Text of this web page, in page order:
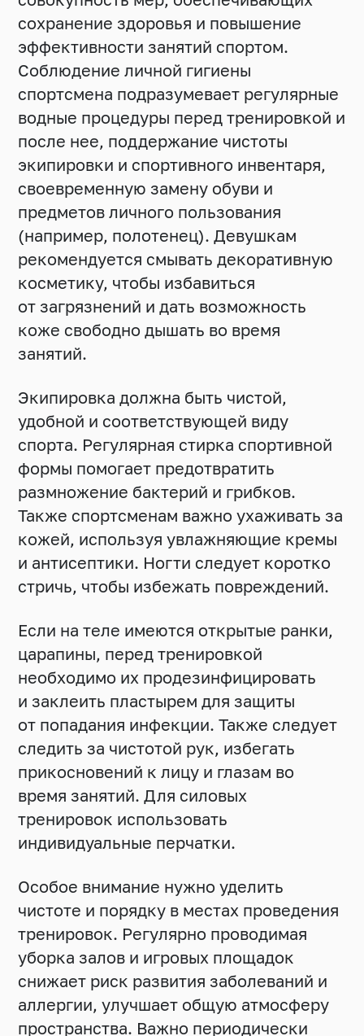
сохранение здоровья и повышение
эффективности занятий спортом.
Соблюдение личной гигиены
спортсмена подразумевает регулярные
водные процедуры перед тренировкой и
после нее, поддержание чистоты
экипировки и спортивного инвентаря,
своевременную замену обуви и
предметов личного пользования
(например, полотенец). Девушкам
рекомендуется смывать декоративную
косметику, чтобы избавиться
от загрязнений и дать возможность
коже свободно дышать во время
занятий.
Экипировка должна быть чистой,
удобной и соответствующей виду
спорта. Регулярная стирка спортивной
формы помогает предотвратить
размножение бактерий и грибков.
Также спортсменам важно ухаживать за
кожей, используя увлажняющие кремы
и антисептики. Ногти следует коротко
стричь, чтобы избежать повреждений.
Если на теле имеются открытые ранки,
царапины, перед тренировкой
необходимо их продезинфицировать
и заклеить пластырем для защиты
от попадания инфекции. Также следует
следить за чистотой рук, избегать
прикосновений к лицу и глазам во
время занятий. Для силовых
тренировок использовать
индивидуальные перчатки.
Особое внимание нужно уделить
чистоте и порядку в местах проведения
тренировок. Регулярно проводимая
уборка залов и игровых площадок
снижает риск развития заболеваний и
аллергии, улучшает общую атмосферу
пространства. Важно периодически